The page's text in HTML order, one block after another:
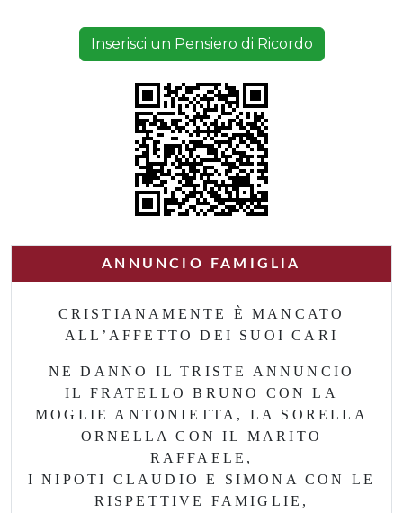
Inserisci un Pensiero di Ricordo
ANNUNCIO FAMIGLIA
CRISTIANAMENTE È MANCATO
ALL’AFFETTO DEI SUOI CARI
NE DANNO IL TRISTE ANNUNCIO
IL FRATELLO BRUNO CON LA
MOGLIE ANTONIETTA, LA SORELLA
ORNELLA CON IL MARITO
RAFFAELE,
I NIPOTI CLAUDIO E SIMONA CON LE
RISPETTIVE FAMIGLIE,